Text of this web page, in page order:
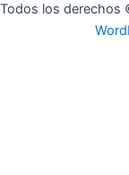
Todos los derechos